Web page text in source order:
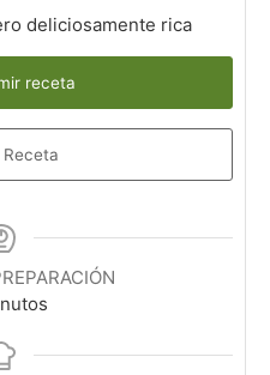
deliciosamente rica
receta
Receta